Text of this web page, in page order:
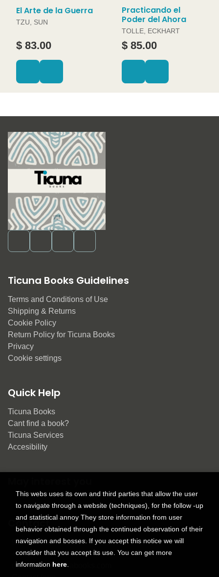
El Arte de la Guerra
TZU, SUN
$ 83.00
Practicando el
Poder del Ahora
TOLLE, ECKHART
$ 85.00
Ticuna Books Guidelines
Terms and Conditions of Use
Shipping & Returns
Cookie Policy
Return Policy for Ticuna Books
Privacy
Cookie settings
Quick Help
Ticuna Books
Cant find a book?
Ticuna Services
Accesibility
Contact
9150 Tahoma St.
+1 614-707-9934
contactus@ticunabooks.com
This webs uses its own and third parties that allow the user
to navigate through a website (techniques), for the follow -up
and statistical annoy They store information from user
behavior obtained through the continued observation of their
navigation and bosses. If you accept this notice we will
consider that you accept its use. You can get more
information here